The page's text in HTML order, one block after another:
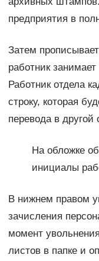
предприятия в
Затем
работник
Работник отдела
строку, которая
перевода в другой
На обложке
инициалы
В нижнем правом
зачисления
момент
листов в папке и